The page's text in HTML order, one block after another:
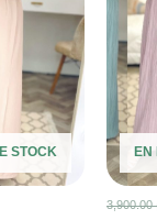
STOCK EN
3,900.00